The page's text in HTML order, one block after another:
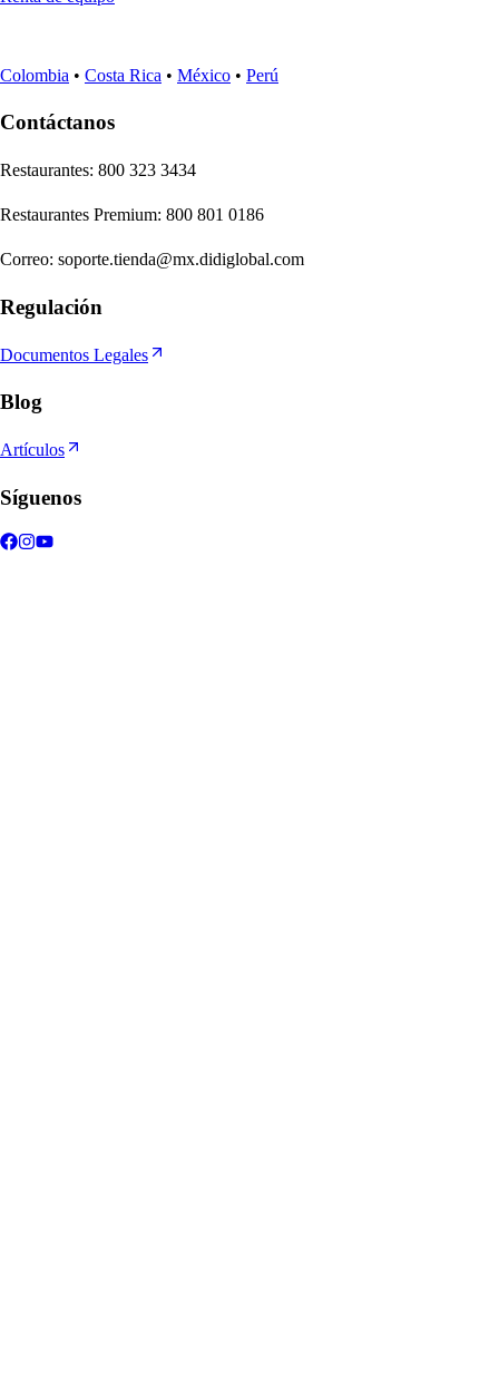
Colombia • Costa Rica • México • Perú
Contáctanos
Restaurantes: 800 323 3434
Restaurantes Premium: 800 801 0186
Correo: soporte.tienda@mx.didiglobal.com
Regulación
Documentos Legales
Blog
Artículos
Síguenos